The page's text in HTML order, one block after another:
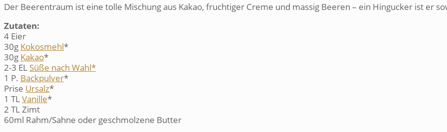
Der Beerentraum ist eine tolle Mischung aus Kakao, fruchtiger Creme und massig Beeren – ein Hingucker ist er
Zutaten:
4 Eier
30g Kokosmehl*
30g Kakao*
2-3 EL Süße nach Wahl*
1 P. Backpulver*
Prise Ursalz*
1 TLVanille*
2 TL Zimt
60ml Rahm/Sahne oder geschmolzene Butter